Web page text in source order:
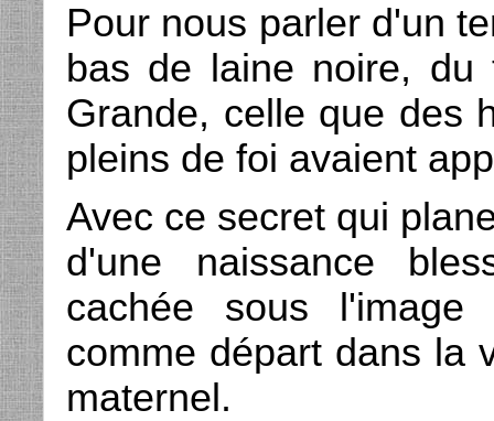
Pour nous parler d'un
bas de laine noire,
Grande, celle que des
pleins de foi avaient
Avec ce secret qui
d'une naissance
cachée sous
comme départ dans la
maternel.